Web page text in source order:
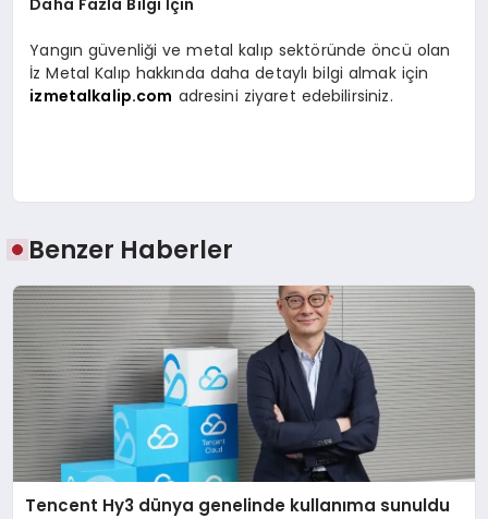
Daha Fazla Bilgi İçin
Yangın güvenliği ve metal kalıp sektöründe öncü olan
İz Metal Kalıp hakkında daha detaylı bilgi almak için
izmetalkalip.com adresini ziyaret edebilirsiniz.
Benzer Haberler
Tencent Hy3 dünya genelinde kullanıma sunuldu